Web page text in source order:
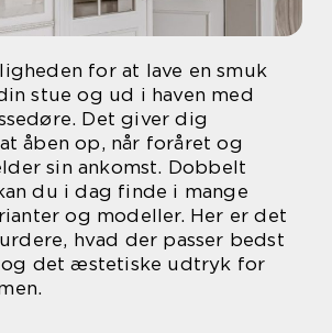
for at lave en smuk
stue og ud i haven med
Det giver dig
åben op, når foråret og
sin ankomst. Dobbelt
du i dag finde i mange
og modeller. Her er det
hvad der passer bedst
det æstetiske udtryk for